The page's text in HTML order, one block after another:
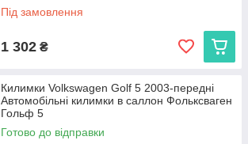
Під замовлення
1 302 ₴
Килимки Volkswagen Golf 5 2003-передні
Автомобільні килимки в саллон Фольксваген
Гольф 5
Готово до відправки